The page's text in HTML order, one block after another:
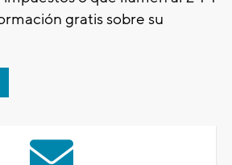
gratis sobre su